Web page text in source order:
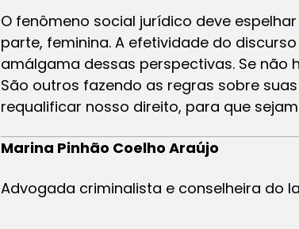
O fenômeno social jurídico deve
parte, feminina. A efetividade do
amálgama dessas perspectivas. Se não
São outros fazendo as regras sobre
requalificar nosso direito, para que
Marina Pinhão Coelho Araújo
Advogada criminalista e conselheira do